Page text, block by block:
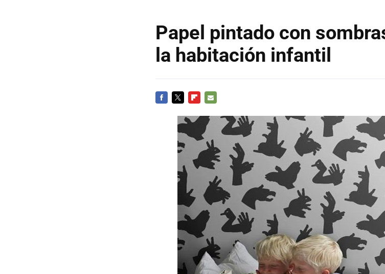
Papel pintado con
la habitación infantil
MAIL